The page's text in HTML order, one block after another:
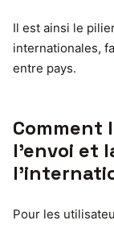
Il est ainsi le
internationales,
entre pays.
Comment
l’envoi et
Pour les